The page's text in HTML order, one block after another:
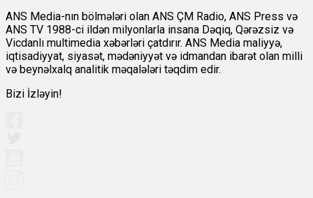
ANS Media-nın bölmələri olan ANS ÇM Radio, ANS Press və
ANS TV 1988-ci ildən milyonlarla insana Dəqiq, Qərəzsiz və
Vicdanlı multimedia xəbərləri çatdırır. ANS Media maliyyə,
iqtisadiyyat, siyasət, mədəniyyət və idmandan ibarət olan milli
və beynəlxalq analitik məqalələri təqdim edir.
Bizi İzləyin!